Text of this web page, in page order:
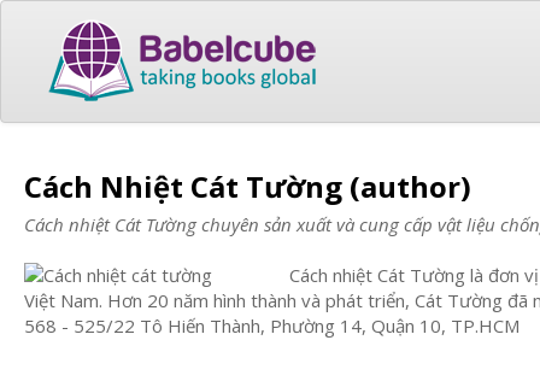
Cách Nhiệt Cát Tường (author)
Cách nhiệt Cát Tường chuyên sản xuất và cung cấp vật liệu
Cách nhiệt Cát Tường là đơn
Việt Nam. Hơn 20 năm hình thành và phát triển, Cát Tường
568 - 525/22 Tô Hiến Thành, Phường 14, Quận 10, TP.HCM